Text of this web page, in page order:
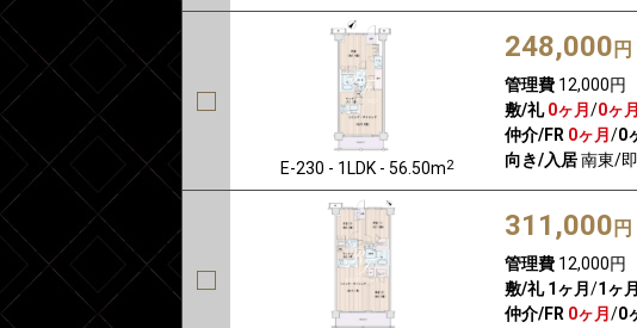
E-230 - 1LDK - 56.50m2
248,000 円
管理費12,000円
敷/礼 0ヶ月 /0ヶ月
仲介/FR 0ヶ月 /0
向き/入居南東/
311,000 円
管理費12,000円
敷/礼 1ヶ月 /1ヶ月
仲介/FR 0ヶ月 /0